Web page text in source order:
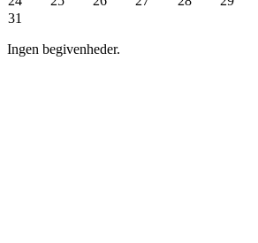
31
Ingen begivenheder.